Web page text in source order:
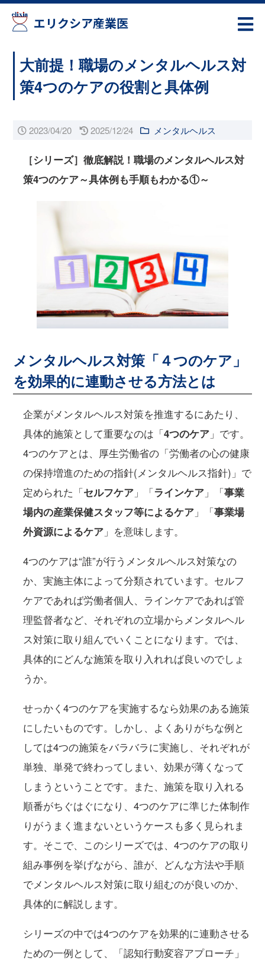
エリクシア産業医
大前提！職場のメンタルヘルス対
策4つのケアの役割と具体例
2023/04/20 2025/12/24 メンタルヘルス
［シリーズ］徹底解説！職場のメンタルヘルス対
策4つのケア～具体例も手順もわかる①～
メンタルヘルス対策「４つのケア」
を効果的に連動させる方法とは
企業がメンタルヘルス対策を推進するにあたり、
具体的施策として重要なのは「4つのケア 」です。
4つのケアとは、厚生労働省の「労働者の心の健康
の保持増進のための指針(メンタルヘルス指針)」で
定められた「セルフケア 」「ラインケア 」「事業
場内の産業保健スタッフ等によるケア 」「事業場
外資源によるケア 」を意味します。
4つのケアは“誰”が行うメンタルヘルス対策なの
か、実施主体によって分類されています。セルフ
ケアであれば労働者個人、ラインケアであれば管
理監督者など、それぞれの立場からメンタルヘル
ス対策に取り組んでいくことになります。では、
具体的にどんな施策を取り入れれば良いのでしょ
うか。
せっかく4つのケアを実施するなら効果のある施策
にしたいものです。しかし、よくありがちな例と
しては4つの施策をバラバラに実施し、それぞれが
単独、単発で終わってしまい、効果が薄くなって
しまうということです。また、施策を取り入れる
順番がちぐはぐになり、4つのケアに準じた体制作
りがうまく進まないというケースも多く見られま
す。そこで、このシリーズでは、4つのケアの取り
組み事例を挙げながら、誰が、どんな方法や手順
でメンタルヘルス対策に取り組むのが良いのか、
具体的に解説します。
シリーズの中では4つのケアを効果的に連動させる
ための一例として、「認知行動変容アプローチ」